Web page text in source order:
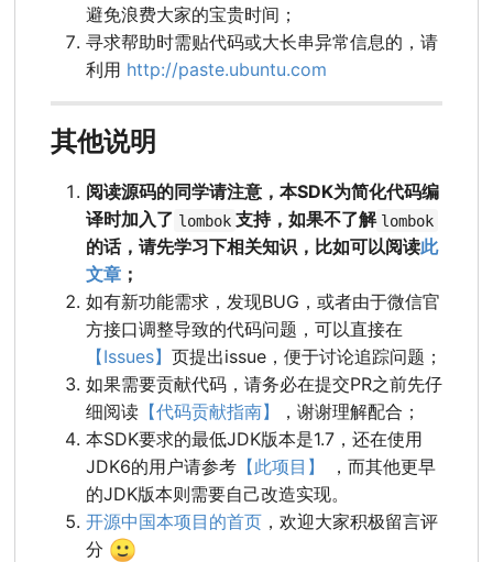
避免浪费大家的宝贵时间；
寻求帮助时需贴代码或大长串异常信息的，请
利用 http://paste.ubuntu.com
其他说明
阅读源码的同学请注意，本SDK为简化代码编
译时加入了 lombok 支持，如果不了解 lombok
的话，请先学习下相关知识，比如可以阅读此
文章 ；
如有新功能需求，发现BUG，或者由于微信官
方接口调整导致的代码问题，可以直接在
【Issues】 页提出issue，便于讨论追踪问题；
如果需要贡献代码，请务必在提交PR之前先仔
细阅读 【代码贡献指南】
，谢谢理解配合；
本SDK要求的最低JDK版本是1.7，还在使用
JDK6的用户请参考 【此项目】
，而其他更早
的JDK版本则需要自己改造实现。
开源中国本项目的首页 ，欢迎大家积极留言评
分 🙂